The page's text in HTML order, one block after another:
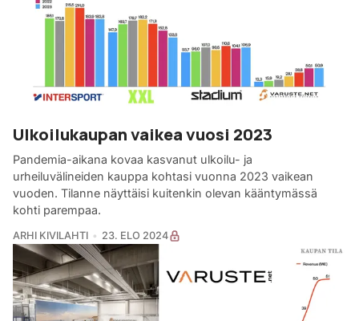
Ulkoilukaupan vaikea vuosi 2023
Pandemia-aikana kovaa kasvanut ulkoilu- ja
urheiluvälineiden kauppa kohtasi vuonna 2023 vaikean
vuoden. Tilanne näyttäisi kuitenkin olevan kääntymässä
kohti parempaa.
ARHI KIVILAHTI 23. ELO 2024